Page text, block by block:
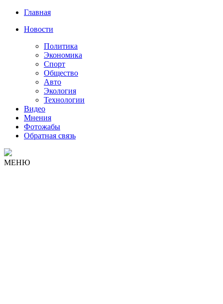
Главная
Новости
Политика
Экономика
Спорт
Общество
Авто
Экология
Технологии
Видео
Мнения
Фотожабы
Обратная связь
МЕНЮ